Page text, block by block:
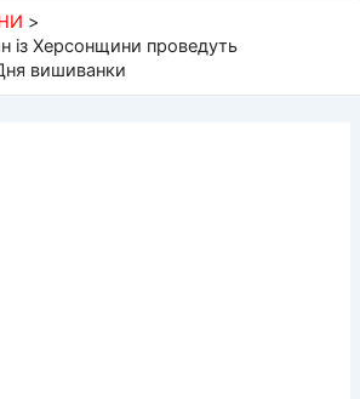
із Херсонщини проведуть
вишиванки